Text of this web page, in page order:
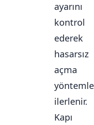
ayarını
kontrol
ederek
hasarsız
açma
ilerlenir.
Kapı